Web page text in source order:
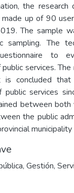
the
up of 90
The sample
sampling. The
to
services.
is concluded
public services
between both
the public
, Gestión,